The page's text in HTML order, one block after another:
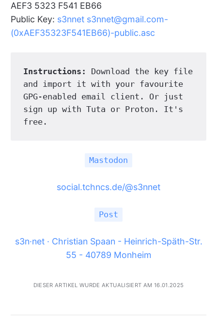
AEF3 5323 F541 EB66
Public Key: s3nnet s3nnet@gmail.com-
(0xAEF35323F541EB66)-public.asc
Instructions:
Download the key file
and import it with your favourite
GPG-enabled email client. Or just
sign up with Tuta or Proton. It's
free.
Mastodon
social.tchncs.de/@s3nnet
Post
s3n·net · Christian Spaan - Heinrich-Späth-Str.
55 - 40789 Monheim
DIESER ARTIKEL WURDE AKTUALISIERT AM 16.01.2025